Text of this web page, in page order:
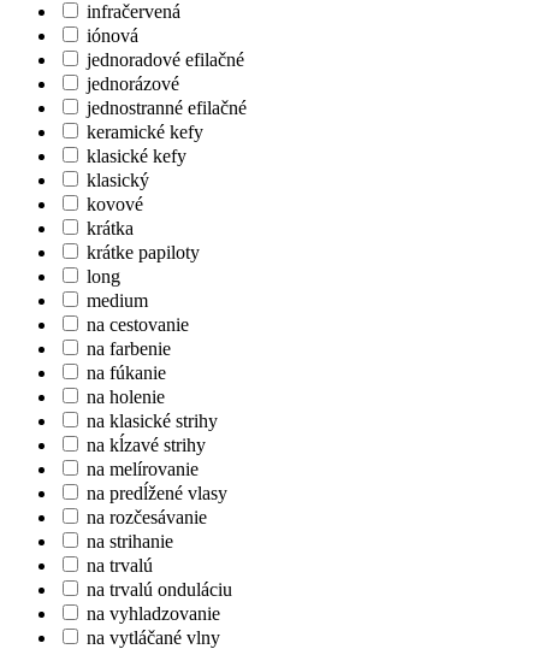
infračervená
iónová
jednoradové efilačné
jednorázové
jednostranné efilačné
keramické kefy
klasické kefy
klasický
kovové
krátka
krátke papiloty
long
medium
na cestovanie
na farbenie
na fúkanie
na holenie
na klasické strihy
na kĺzavé strihy
na melírovanie
na predĺžené vlasy
na rozčesávanie
na strihanie
na trvalú
na trvalú onduláciu
na vyhladzovanie
na vytláčané vlny